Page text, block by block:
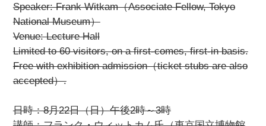
Speaker: Frank Witkam（Associate Fellow, Tokyo
National Museum）
Venue: Lecture Hall
Limited to 60 visitors, on a first-comes, first-in basis.
Free with exhibition admission（ticket stubs are also
accepted）.
日時：8月22日（日）午後2時～3時